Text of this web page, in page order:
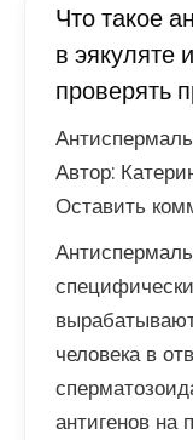
Что такое
в эякуляте
проверять
Автор:
Оставить
человека в
антигенов на